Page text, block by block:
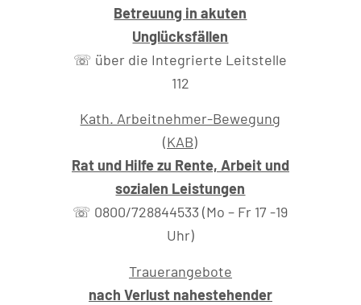
Betreuung in akuten
Unglücksfällen
☏ über die Integrierte Leitstelle
112
Kath. Arbeitnehmer-Bewegung
(KAB)
Rat und Hilfe zu Rente, Arbeit und
sozialen Leistungen
☏ 0800/728844533 (Mo – Fr 17 -19
Uhr)
Trauerangebote
nach Verlust nahestehender